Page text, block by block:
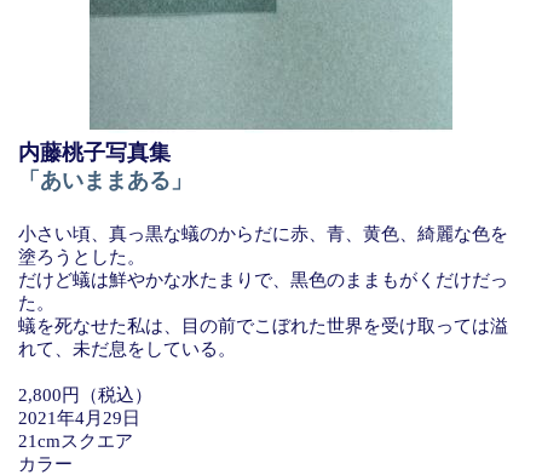
内藤桃子写真集
「あいままある」
小さい頃、真っ黒な蟻のからだに赤、青、黄色、綺麗な色を
塗ろうとした。
だけど蟻は鮮やかな水たまりで、黒色のままもがくだけだっ
た。
蟻を死なせた私は、目の前でこぼれた世界を受け取っては溢
れて、未だ息をしている。
2,800円（税込）
2021年4月29日
21cmスクエア
カラー